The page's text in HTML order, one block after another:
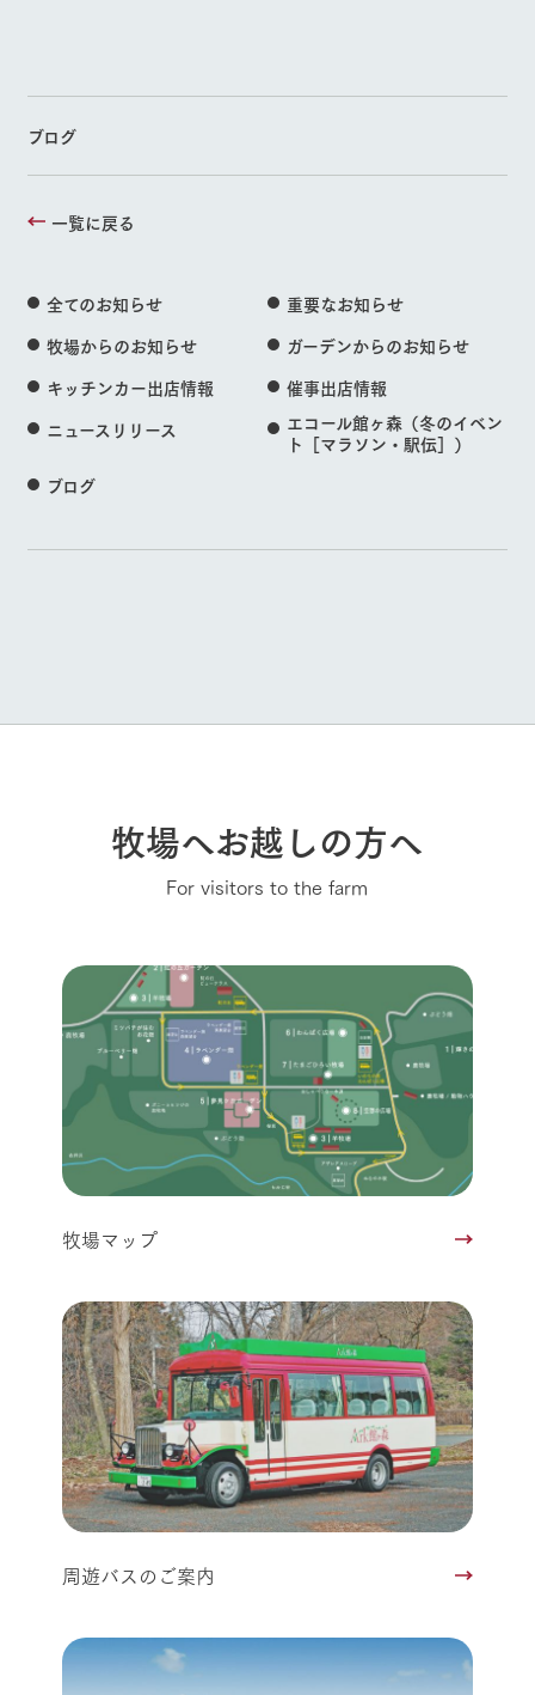
ブログ
一覧に戻る
全てのお知らせ
重要なお知らせ
牧場からのお知らせ
ガーデンからのお知らせ
キッチンカー出店情報
催事出店情報
ニュースリリース
エコール館ヶ森（冬のイベン
ト［マラソン・駅伝］）
ブログ
牧場へお越しの方へ
For visitors to the farm
牧場マップ
周遊バスのご案内